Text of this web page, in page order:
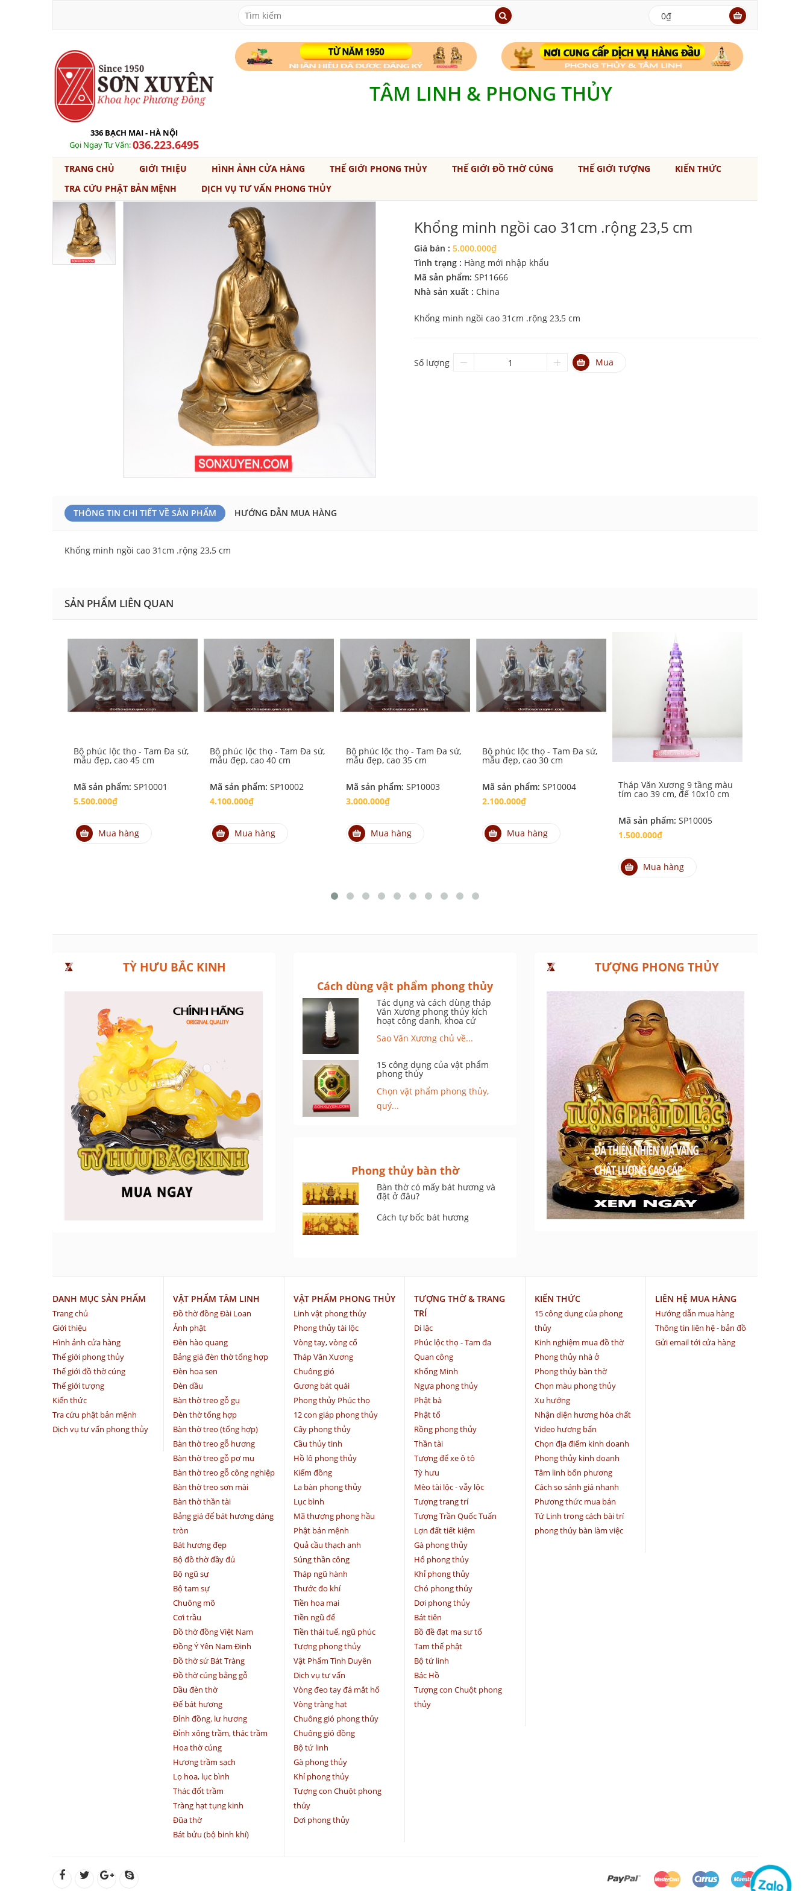
0₫
336 BẠCH MAI - HÀ NỘI
Gọi Ngay Tư Vấn:036.223.6495
TÂM LINH & PHONG THỦY
TRANG CHỦ GIỚI THIỆU HÌNH ẢNH CỬA HÀNG THẾ GIỚI PHONG THỦY THẾ GIỚI ĐỒ THỜ CÚNG THẾ GIỚI TƯỢNG
KIẾN THỨC
TRA CỨU PHẬT BẢN MỆNH
DỊCH VỤ TƯ VẤN PHONG THỦY
Khổng minh ngồi cao 31cm .rộng 23,5 cm
Giá bán : 5.000.000₫
Tình trạng : Hàng mới nhập khẩu
Mã sản phẩm: SP11666
Nhà sản xuất : China
Khổng minh ngồi cao 31cm .rộng 23,5 cm
Số lượng Mua
THÔNG TIN CHI TIẾT VỀ SẢN PHẨM HƯỚNG DẪN MUA HÀNG
Khổng minh ngồi cao 31cm .rộng 23,5 cm
SẢN PHẨM LIÊN QUAN
Bộ phúc lộc thọ - Tam Đa sứ,
mẫu đẹp, cao 45 cm
Mã sản phẩm: SP10001
5.500.000₫
Mua hàng
Bộ phúc lộc thọ - Tam Đa sứ,
mẫu đẹp, cao 40 cm
Mã sản phẩm: SP10002
4.100.000₫
Mua hàng
Bộ phúc lộc thọ - Tam Đa sứ,
mẫu đẹp, cao 35 cm
Mã sản phẩm: SP10003
3.000.000₫
Mua hàng
Bộ phúc lộc thọ - Tam Đa sứ,
mẫu đẹp, cao 30 cm
Mã sản phẩm: SP10004
2.100.000₫
Mua hàng
Tháp Văn Xương 9 tầng màu
tím cao 39 cm, đế 10x10 cm
Mã sản phẩm: SP10005
1.500.000₫
Mua hàng
TỲ HƯU BẮC KINH
Cách dùng vật phẩm phong thủy
Tác dụng và cách dùng tháp
Văn Xương phong thủy kích
hoạt công danh, khoa cử
Sao Văn Xương chủ về...
15 công dụng của vật phẩm
phong thủy
Chọn vật phẩm phong thủy,
quý...
Phong thủy bàn thờ
Bàn thờ có mấy bát hương và
đặt ở đâu?
Cách tự bốc bát hương
TƯỢNG PHONG THỦY
DANH MỤC SẢN PHẨM
Trang chủ
Giới thiệu
Hình ảnh cửa hàng
Thế giới phong thủy
Thế giới đồ thờ cúng
Thế giới tượng
Kiến thức
Tra cứu phật bản mệnh
Dịch vụ tư vấn phong thủy
VẬT PHẨM TÂM LINH
Đồ thờ đồng Đài Loan
Ảnh phật
Đèn hào quang
Bảng giá đèn thờ tổng hợp
Đèn hoa sen
Đèn dầu
Bàn thờ treo gỗ gụ
Đèn thờ tổng hợp
Bàn thờ treo (tổng hợp)
Bàn thờ treo gỗ hương
Bàn thờ treo gỗ pơ mu
Bàn thờ treo gỗ công nghiệp
Bàn thờ treo sơn mài
Bàn thờ thần tài
Bảng giá đế bát hương dáng
tròn
Bát hương đẹp
Bộ đồ thờ đầy đủ
Bộ ngũ sự
Bộ tam sự
Chuông mõ
Cơi trầu
Đồ thờ đồng Việt Nam
Đồng Ý Yên Nam Định
Đồ thờ sứ Bát Tràng
Đồ thờ cúng bằng gỗ
Dầu đèn thờ
Đế bát hương
Đỉnh đồng. lư hương
Đỉnh xông trầm, thác trầm
Hoa thờ cúng
Hương trầm sạch
Lọ hoa, lục bình
Thác đốt trầm
Tràng hạt tụng kinh
Đũa thờ
Bát bửu (bộ binh khí)
VẬT PHẨM PHONG THỦY
Linh vật phong thủy
Phong thủy tài lộc
Vòng tay, vòng cổ
Tháp Văn Xương
Chuông gió
Gương bát quái
Phong thủy Phúc thọ
12 con giáp phong thủy
Cây phong thủy
Cầu thủy tinh
Hồ lô phong thủy
Kiếm đồng
La bàn phong thủy
Lục bình
Mã thượng phong hầu
Phật bản mệnh
Quả cầu thạch anh
Súng thần công
Tháp ngũ hành
Thước đo khí
Tiền hoa mai
Tiền ngũ đế
Tiền thái tuế, ngũ phúc
Tượng phong thủy
Vật Phẩm Tình Duyên
Dịch vụ tư vấn
Vòng đeo tay đá mắt hổ
Vòng tràng hạt
Chuông gió phong thủy
Chuông gió đồng
Bộ tứ linh
Gà phong thủy
Khỉ phong thủy
Tượng con Chuột phong
thủy
Dơi phong thủy
TƯỢNG THỜ & TRANG
TRÍ
Di lặc
Phúc lộc thọ - Tam đa
Quan công
Khổng Minh
Ngựa phong thủy
Phật bà
Phật tổ
Rồng phong thủy
Thần tài
Tượng để xe ô tô
Tỳ hưu
Mèo tài lộc - vẫy lộc
Tượng trang trí
Tượng Trần Quốc Tuấn
Lợn đất tiết kiệm
Gà phong thủy
Hổ phong thủy
Khỉ phong thủy
Chó phong thủy
Dơi phong thủy
Bát tiên
Bồ đề đạt ma sư tổ
Tam thế phật
Bộ tứ linh
Bác Hồ
Tượng con Chuột phong
thủy
KIẾN THỨC
15 công dụng của phong
thủy
Kinh nghiệm mua đồ thờ
Phong thủy nhà ở
Phong thủy bàn thờ
Chọn màu phong thủy
Xu hướng
Nhận diện hương hóa chất
Video hương bẩn
Chọn địa điểm kinh doanh
Phong thủy kinh doanh
Tâm linh bốn phương
Cách so sánh giá nhanh
Phương thức mua bán
Tứ Linh trong cách bài trí
phong thủy bàn làm việc
LIÊN HỆ MUA HÀNG
Hướng dẫn mua hàng
Thông tin liên hệ - bản đồ
Gửi email tới cửa hàng